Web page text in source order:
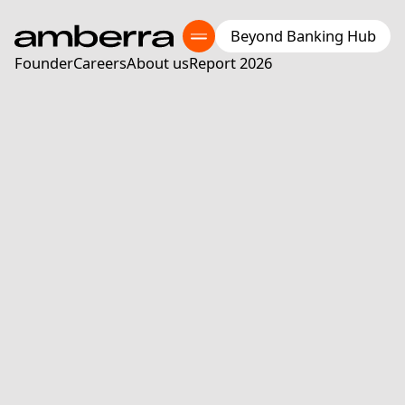
Beyond Banking Hub
FounderCareersAbout usReport 2026